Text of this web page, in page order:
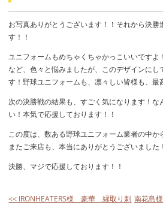
お写真ありがとうございます！！それから決勝
す！！
ユニフォームもめちゃくちゃかっこいいですよ
など、色々と悩みましたが、このデザインにし
す！野球ユニフォームも、凛々しい皆様も、最
次の決勝戦の結果も、すごく気になります！な
い！本気で応援しております！！
この度は、数ある野球ユニフォーム業者の中か
またご来店も、本当にありがとうございました！
決勝、マジで応援しております！！
<< IRONHEATERS様 豪華 縁取り刺 南花島